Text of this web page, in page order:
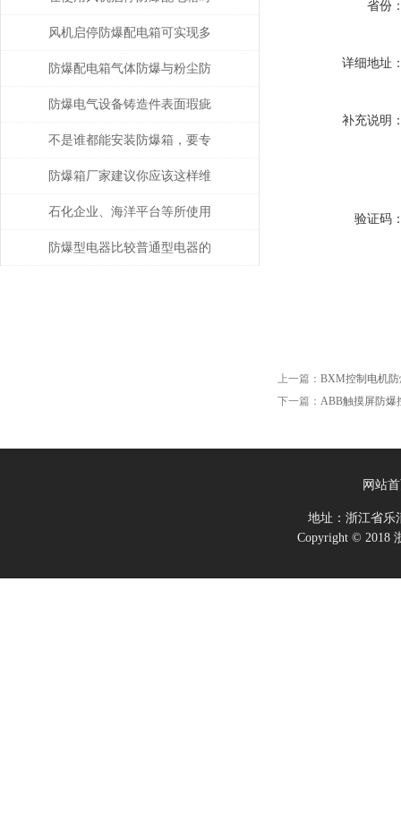
省份
详细地址
补充说明
验证码
上一篇： BXM控制电机
下一篇： ABB触摸屏防爆
的注意事项
风机启停防爆配电箱可实现多
种功能
防爆配电箱气体防爆与粉尘防
爆的差别
防爆电气设备铸造件表面瑕疵
修复
不是谁都能安装防爆箱，要专
业人士才行
防爆箱厂家建议你应该这样维
护防爆类产品！
石化企业、海洋平台等所使用
的防爆电气设备注意事项
防爆型电器比较普通型电器的
网站
地址：浙江省
Copyright © 2018